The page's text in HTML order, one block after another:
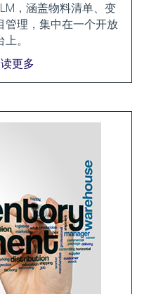
，涵盖物料清单、变
管理，集中在一个开放
。
更多